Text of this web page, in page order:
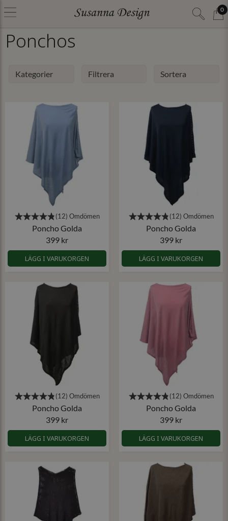
0
Ponchos
Kategorier Filtrera Sortera
Poncho Golda
399 kr
LÄGG I VARUKORGEN
Poncho Golda
399 kr
LÄGG I VARUKORGEN
Poncho Golda
399 kr
LÄGG I VARUKORGEN
Poncho Golda
399 kr
LÄGG I VARUKORGEN